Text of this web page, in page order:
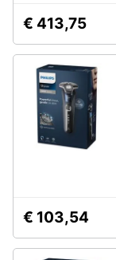
€ 413,75
€ 103,54